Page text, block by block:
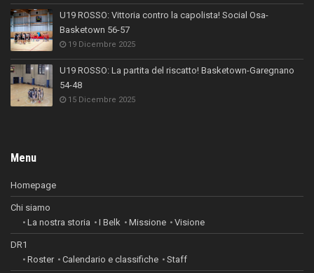
U19 ROSSO: Vittoria contro la capolista! Social Osa-
Basketown 56-57
19 Dicembre 2025
U19 ROSSO: La partita del riscatto! Basketown-Garegnano
54-48
15 Dicembre 2025
Menu
Homepage
Chi siamo
La nostra storia
I Belk Missione Visione
DR1
Roster
Calendario e classifiche Staff